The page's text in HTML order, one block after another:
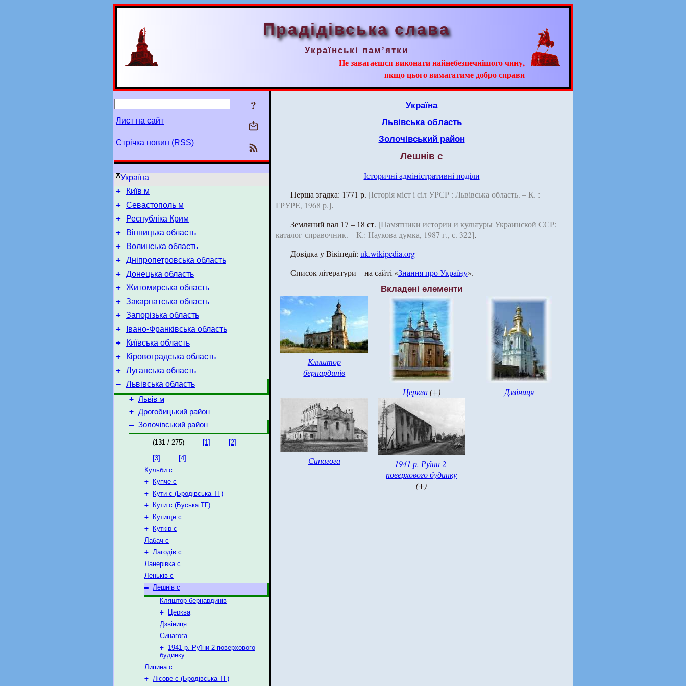
Прадідівська слава
Українські пам’ятки
Не завагаєшся виконати найнебезпечнішого чину,
якщо цього вимагатиме добро справи
?
Лист на сайт
Стрічка новин (RSS)
^Україна
+ Київ м
+ Севастополь м
+ Республіка Крим
+ Вінницька область
+ Волинська область
+ Дніпропетровська область
+ Донецька область
+ Житомирська область
+ Закарпатська область
+ Запорізька область
+ Івано-Франківська область
+ Київська область
+ Кіровоградська область
+ Луганська область
– Львівська область
+ Львів м
+ Дрогобицький район
– Золочівський район
(131 / 275) [1] [2]
[3]
[4]
Кульби с
+
Купче с
+
Кути с (Бродівська ТГ)
+
Кути с (Буська ТГ)
+
Кутище с
+
Куткір с
Лабач с
+ Лагодів с
Ланерівка с
Леньків с
– Лешнів с
Кляштор бернардинів
+
Церква
Дзвіниця
Синагога
+ 1941 р. Руїни 2-поверхового
будинку
Липина с
+ Лісове с (Бродівська ТГ)
Україна
Львівська область
Золочівський район
Лешнів с
Історичні адміністративні поділи
Перша згадка: 1771 р. [Історія міст і сіл УРСР : Львівська область. – К. :
ГРУРЕ, 1968 р.].
Земляний вал 17 – 18 ст. [Памятники истории и культуры Украинской ССР:
каталог-справочник. – К.: Наукова думка, 1987 г., с. 322].
Довідка у Вікіпедії: uk.wikipedia.org
Список літератури – на сайті «Знання про Україну».
Вкладені елементи
Кляштор
бернардинів
Церква(+) Дзвіниця
Синагога
1941 р. Руїни 2-
поверхового будинку
(+)